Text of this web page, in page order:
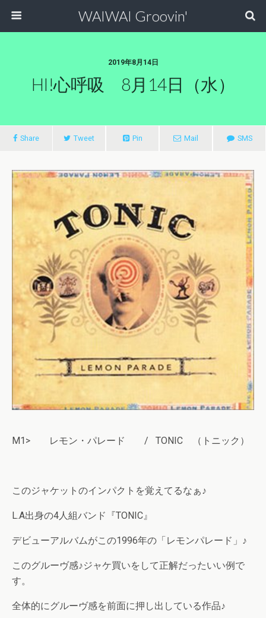
WAIWAI Groovin'
2019年8月14日
HI!心呼吸 8月14日（水）
Share Tweet Pin Mail SMS
M1> レモン・パレード / TONIC （トニック）
このジャケットのインパクトを覚えてるなぁ♪
L.A出身の4人組バンド『TONIC』
デビューアルバムがこの1996年の「レモンパレード」♪
このグルーヴ感♪ジャケ買いをして正解だったいい例で
す。
全体的にグルーヴ感を前面に押し出している作品♪